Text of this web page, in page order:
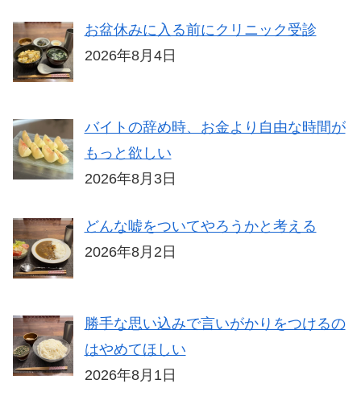
お盆休みに入る前にクリニック受診
2026年8月4日
バイトの辞め時、お金より自由な時間が
もっと欲しい
2026年8月3日
どんな嘘をついてやろうかと考える
2026年8月2日
勝手な思い込みで言いがかりをつけるの
はやめてほしい
2026年8月1日